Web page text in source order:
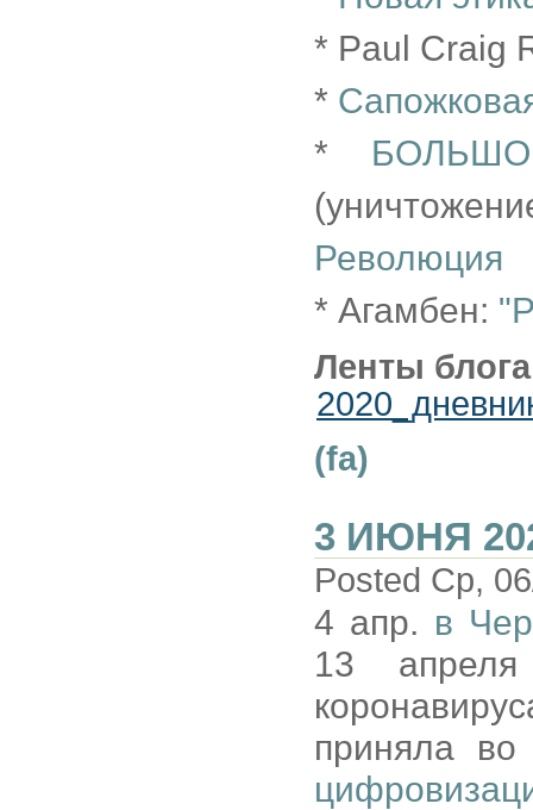
* Paul Craig
*
*
Революция
* Агамбен:
Ленты
(fa)
3 ИЮНЯ
Posted Ср,
4 апр. в
13
приняла